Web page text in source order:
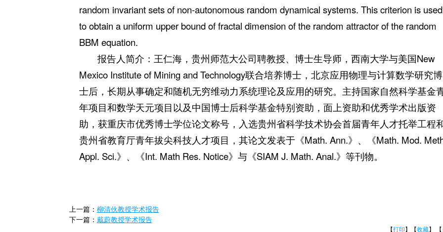
random invariant sets of non-autonomous random dynamical systems. This criterion is used
to obtain a uniform upper bound of fractal dimension of the random attractor of the random
BBM equation.
报告人简介：王仁海，贵州师范大公司聘教授、博士生导师，西南大学与美国New
Mexico Institute of Mining and Technology联合培养博士，北京应用物理与计算数学研究博
士后，长期从事确定和随机无穷维动力系统理论及应用的研究。主持国家自然科学基金
年项目和数学天元项目以及中国博士后科学基金特别资助，面上资助和优秀学术出版资
助，获重庆市优秀博士学位论文称号，入选贵州省科学技术协会首届青年人才托举工程
贵州省教育厅青年拔尖科技人才项目，其论文发表于《Math. Ann.》、《Math. Mod.
Appl. Sci.》、《Int. Math Res. Notice》与《SIAM J. Math. Anal.》等刊物。
上一篇： 柳清伙教授学术报告
下一篇： 戴蔚教授学术报告
【打印】【收藏】 【